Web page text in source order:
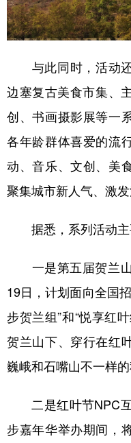
与此同时，活动还
边塞复古美食市集、
创、书画摄影展等一
各年龄群体喜爱的流
动、音乐、文创、美
聚集城市新人气、激发
据悉，系列活动主
一是第五届贺兰山
19日，计划面向全国
步贺兰组”和“悦享红
贺兰山下、穿行在红
巍峨和石嘴山不一样的
二是红叶节NPC互
步嘉年华举办期间，